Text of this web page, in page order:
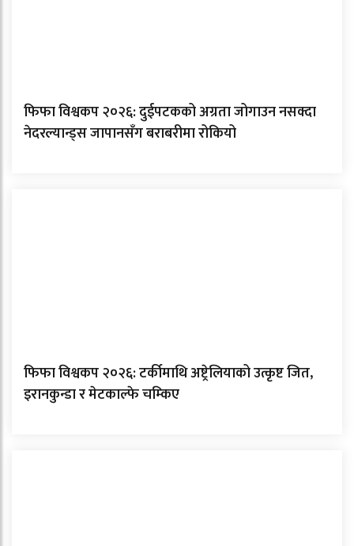
फिफा विश्वकप २०२६: दुईपटकको अग्रता जोगाउन नसक्दा
नेदरल्यान्ड्स जापानसँग बराबरीमा रोकियो
फिफा विश्वकप २०२६: टर्कीमाथि अष्ट्रेलियाको उत्कृष्ट जित,
इरानकुन्डा र मेटकाल्फे चम्किए